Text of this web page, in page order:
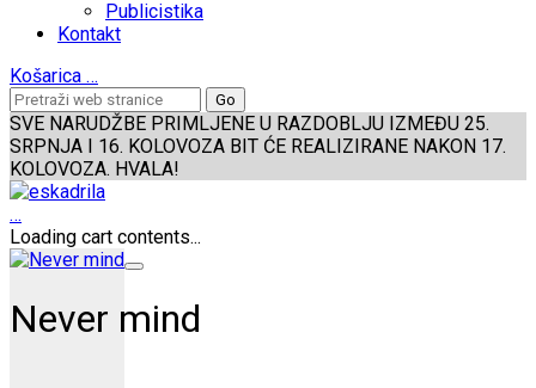
Publicistika
Kontakt
Košarica …
SVE NARUDŽBE PRIMLJENE U RAZDOBLJU IZMEĐU 25.
SRPNJA I 16. KOLOVOZA BIT ĆE REALIZIRANE NAKON 17.
KOLOVOZA. HVALA!
…
Loading cart contents...
Never mind